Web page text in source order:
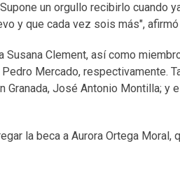
un orgullo recibirlo cuando
y que cada vez sois más", afirmó
Clement, así como
Mercado, respectivamente.
José Antonio Montilla; y
la beca a Aurora Ortega